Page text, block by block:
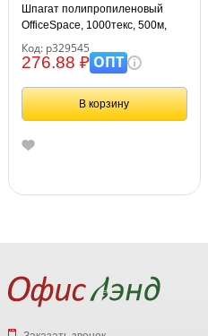
Шпагат полипропиленовый
OfficeSpace, 1000текс, 500м,
Код: р329545
276.88 ₽ОПТ
В корзину